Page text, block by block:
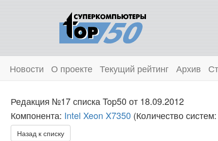
Новости О проекте Текущий рейтинг Архив
Редакция №17 списка Top50 от 18.09.2012
Компонента: Intel Xeon X7350 (Количество
Назад к списку